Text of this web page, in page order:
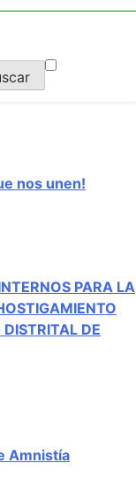
nos unen!
PARA LA
DE
Amnistía